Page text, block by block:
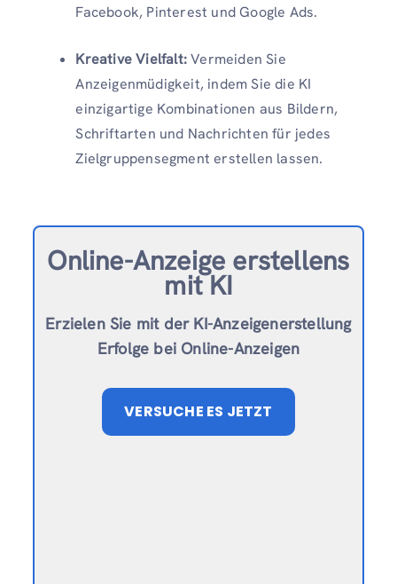
Facebook, Pinterest und Google Ads.
Kreative Vielfalt:Vermeiden Sie
Anzeigenmüdigkeit, indem Sie die KI
einzigartige Kombinationen aus Bildern,
Schriftarten und Nachrichten für jedes
Zielgruppensegment erstellen lassen.
Online-Anzeige erstellens
mit KI
Erzielen Sie mit der KI-Anzeigenerstellung
Erfolge bei Online-Anzeigen
VERSUCHE ES JETZT